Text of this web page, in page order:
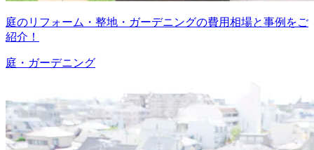
庭のリフォーム・整地・ガーデニングの費用相場と事例をご
紹介！
庭・ガーデニング